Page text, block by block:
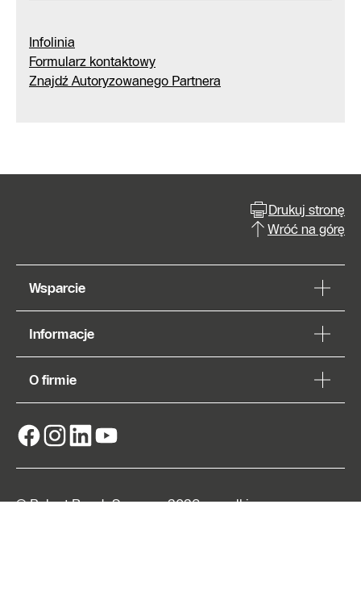
Infolinia
Formularz kontaktowy
Znajdź Autoryzowanego Partnera
Drukuj stronę
Wróć na górę
Wsparcie
Informacje
O firmie
© Robert Bosch Sp. z o.o. 2026, wszelkie prawa